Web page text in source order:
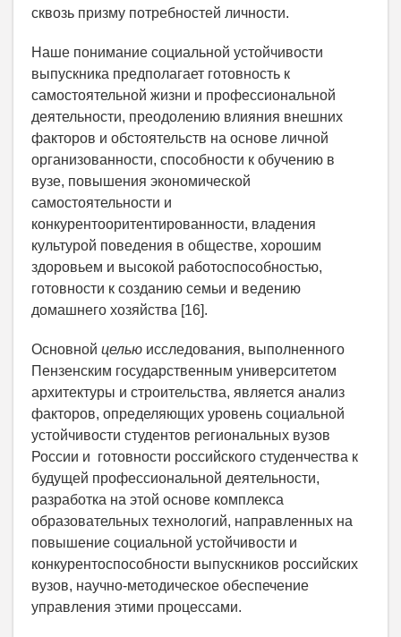
сквозь призму потребностей личности.
Наше понимание социальной устойчивости
выпускника предполагает готовность к
самостоятельной жизни и профессиональной
деятельности, преодолению влияния внешних
факторов и обстоятельств на основе личной
организованности, способности к обучению в
вузе, повышения экономической
самостоятельности и
конкурентооритентированности, владения
культурой поведения в обществе, хорошим
здоровьем и высокой работоспособностью,
готовности к созданию семьи и ведению
домашнего хозяйства [16].
Основной целью исследования, выполненного
Пензенским государственным университетом
архитектуры и строительства, является анализ
факторов, определяющих уровень социальной
устойчивости студентов региональных вузов
России и готовности российского студенчества к
будущей профессиональной деятельности,
разработка на этой основе комплекса
образовательных технологий, направленных на
повышение социальной устойчивости и
конкурентоспособности выпускников российских
вузов, научно-методическое обеспечение
управления этими процессами.